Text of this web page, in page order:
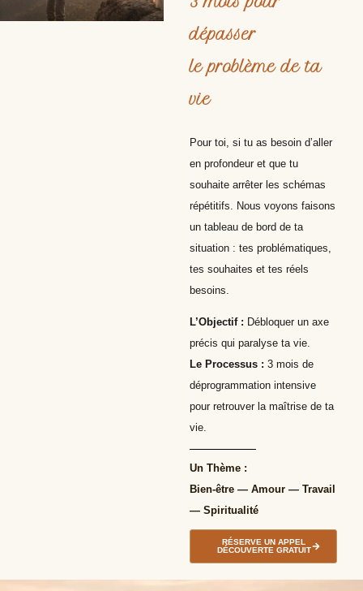
dépasser
le problème de ta
vie
Pour toi, si tu as besoin d’aller
en profondeur et que tu
souhaite arrêter les schémas
répétitifs. Nous voyons faisons
un tableau de bord de ta
situation : tes problématiques,
tes souhaites et tes réels
besoins.
L’Objectif : Débloquer un axe
précis qui paralyse ta vie.
Le Processus : 3 mois de
déprogrammation intensive
pour retrouver la maîtrise de ta
vie.
Un Thème :
Bien-être — Amour — Travail
— Spiritualité
RÉSERVE UN APPEL
DÉCOUVERTE GRATUIT